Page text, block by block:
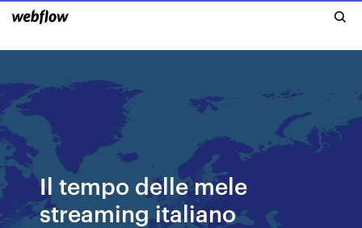
Il tempo delle mele
streaming italiano